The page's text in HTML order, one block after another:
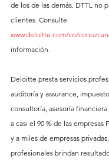
de los de las demás. DTTL no
clientes. Consulte
www.deloitte.com/co/
información.
Deloitte presta servicios
auditoría y assurance,
consultoría, asesoría financiera
a casi el 90 % de las
y a miles de empresas
profesionales brindan